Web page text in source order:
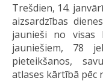
Trešdien, 14.
aizsardzības
jaunieši no visas
jauniešiem, 78
pieteikšanos,
atlases kārtībā pēc